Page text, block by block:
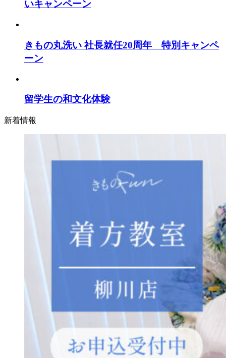
いキャンペーン
きもの丸洗い 社長就任20周年 特別キャンペ
ーン
留学生の和文化体験
新着情報